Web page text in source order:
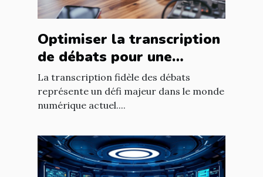
Optimiser la transcription
de débats pour une
fidélité accrue ?
La transcription fidèle des débats
représente un défi majeur dans le monde
numérique actuel....